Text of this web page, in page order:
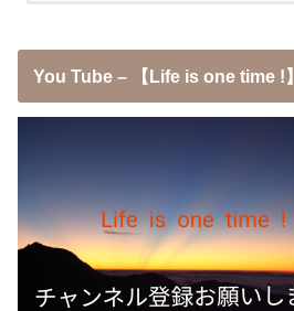
You Tube – 【Life is one time !】